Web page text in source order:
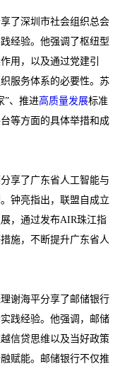
了深圳市社会组织总会
经验。他强调了枢纽型
用，以及通过党建引
服务体系的必要性。苏
”、推进高质量发展标准
等方面的具体举措和成
享了广东省人工智能与
钟亮指出，联盟自成立
，通过发布AIR珠江指
施，不断提升广东省人
谢海平分享了邮储银行
践经验。他强调，邮储
信贷思维以及当好政策
赋能。邮储银行不仅推